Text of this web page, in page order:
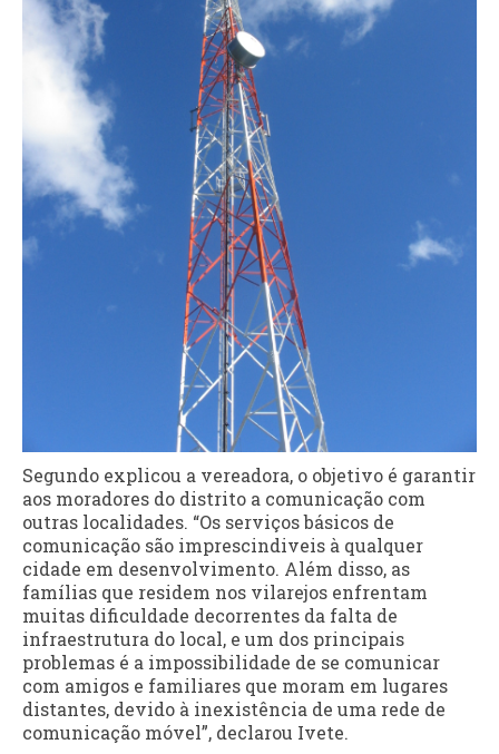
Segundo explicou a vereadora, o objetivo é garantir
aos moradores do distrito a comunicação com
outras localidades. “Os serviços básicos de
comunicação são imprescindiveis à qualquer
cidade em desenvolvimento. Além disso, as
famílias que residem nos vilarejos enfrentam
muitas dificuldade decorrentes da falta de
infraestrutura do local, e um dos principais
problemas é a impossibilidade de se comunicar
com amigos e familiares que moram em lugares
distantes, devido à inexistência de uma rede de
comunicação móvel”, declarou Ivete.